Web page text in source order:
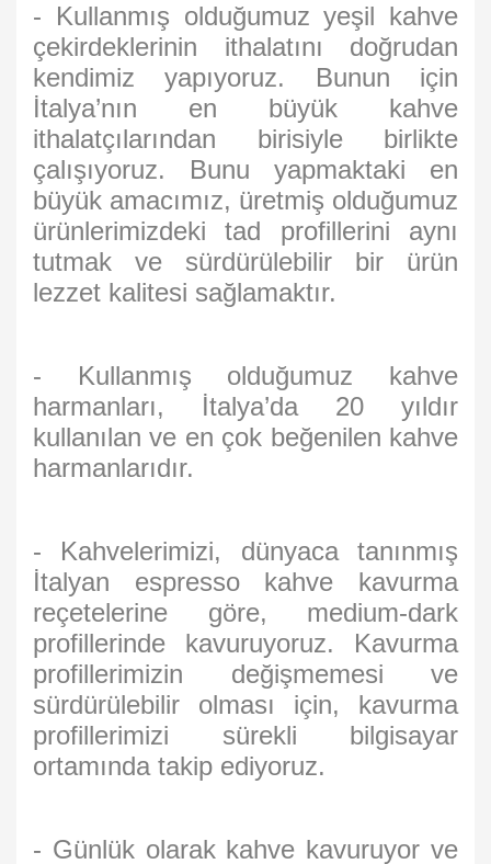
- Kullanmış olduğumuz yeşil kahve
çekirdeklerinin ithalatını doğrudan
kendimiz yapıyoruz. Bunun için
İtalya’nın en büyük kahve
ithalatçılarından birisiyle birlikte
çalışıyoruz. Bunu yapmaktaki en
büyük amacımız, üretmiş olduğumuz
ürünlerimizdeki tad profillerini aynı
tutmak ve sürdürülebilir bir ürün
lezzet kalitesi sağlamaktır.
- Kullanmış olduğumuz kahve
harmanları, İtalya’da 20 yıldır
kullanılan ve en çok beğenilen kahve
harmanlarıdır.
- Kahvelerimizi, dünyaca tanınmış
İtalyan espresso kahve kavurma
reçetelerine göre, medium-dark
profillerinde kavuruyoruz. Kavurma
profillerimizin değişmemesi ve
sürdürülebilir olması için, kavurma
profillerimizi sürekli bilgisayar
ortamında takip ediyoruz.
- Günlük olarak kahve kavuruyor ve